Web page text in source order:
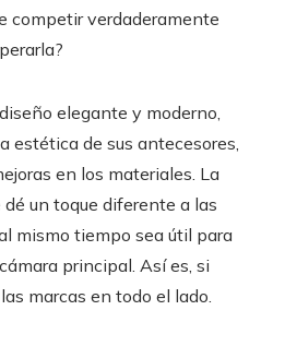
competir verdaderamente
elegante y moderno,
estética de sus antecesores,
en los materiales. La
un toque diferente a las
mismo tiempo sea útil para
principal. Así es, si
marcas en todo el lado.